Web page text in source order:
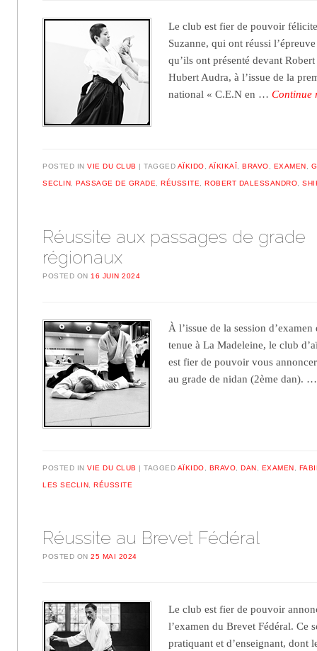
Le club est fier de pouvoir
Suzanne, qui ont réussi
qu’ils ont présenté devant
Hubert Audra, à l’issue de la
national « C.E.N en …Continue
POSTED INVIE DU CLUB TAGGED AÏKIDO AÏKIKAÏ ,BRAVO EXAMEN
SECLIN ,PASSAGE DE GRADE ,RÉUSSITE ,ROBERT DALESSANDRO ,
Réussite aux passages de grade
régionaux
POSTED ON 16 JUIN 2024
À l’issue de la session
tenue à La Madeleine, le club
est fier de pouvoir vous
au grade de nidan (2ème dan).
POSTED INVIE DU CLUB TAGGED AÏKIDO BRAVO ,DAN EXAMEN
LES SECLIN ,RÉUSSITE
Réussite au Brevet Fédéral
POSTED ON25 MAI 2024
Le club est fier de pouvoir
l’examen du Brevet Fédéral. Ce
pratiquant et d’enseignant, dont